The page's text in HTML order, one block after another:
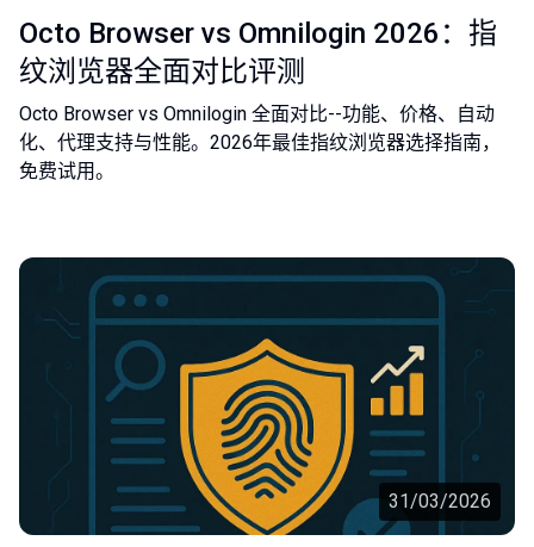
Octo Browser vs Omnilogin 2026：指
纹浏览器全面对比评测
Octo Browser vs Omnilogin 全面对比--功能、价格、自动
化、代理支持与性能。2026年最佳指纹浏览器选择指南，
免费试用。
31/03/2026